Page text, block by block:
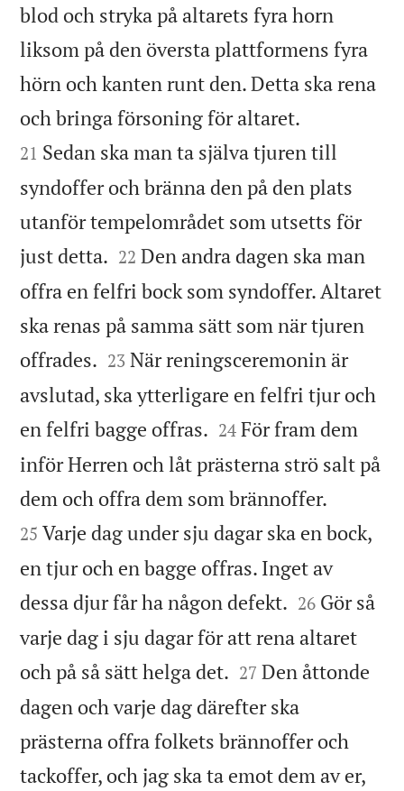
blod och stryka på altarets fyra horn
liksom på den översta plattformens fyra
hörn och kanten runt den. Detta ska rena
och bringa försoning för altaret.
21 Sedan ska man ta själva tjuren till
syndoffer och bränna den på den plats
utanför tempelområdet som utsetts för
just detta. 

22 Den andra dagen ska man
offra en felfri bock som syndoffer. Altaret
ska renas på samma sätt som när tjuren
offrades. 

23 När reningsceremonin är
avslutad, ska ytterligare en felfri tjur och
en felfri bagge offras. 

24 För fram dem
inför Herren och låt prästerna strö salt på
dem och offra dem som brännoffer.
25 Varje dag under sju dagar ska en bock,
en tjur och en bagge offras. Inget av
dessa djur får ha någon defekt. 

26 Gör så
varje dag i sju dagar för att rena altaret
och på så sätt helga det. 

27 Den åttonde
dagen och varje dag därefter ska
prästerna offra folkets brännoffer och
tackoffer, och jag ska ta emot dem av er,